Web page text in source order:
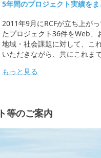
5年間のプロジェクト実績を
2011年9月にRCFが立ち上が
たプロジェクト36件をWeb、
地域・社会課題に対して、こ
いただきながら、共にこれま
もっと見る
等のご案内